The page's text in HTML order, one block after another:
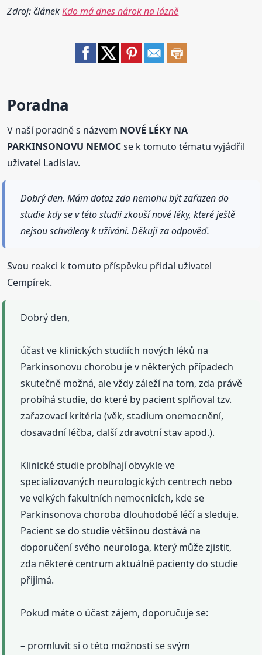
Zdroj: článekKdo má dnes nárok na lázně
Poradna
V naší poradně s názvem NOVÉ LÉKY NA
PARKINSONOVU NEMOCse k tomuto tématu vyjádřil
uživatel Ladislav.
Dobrý den. Mám dotaz zda nemohu být zařazen do
studie kdy se v této studii zkouší nové léky, které ještě
nejsou schváleny k užívání. Děkuji za odpověď.
Svou reakci k tomuto příspěvku přidal uživatel
Cempírek.
Dobrý den,
účast ve klinických studiích nových léků na
Parkinsonovu chorobu je v některých případech
skutečně možná, ale vždy záleží na tom, zda právě
probíhá studie, do které by pacient splňoval tzv.
zařazovací kritéria (věk, stadium onemocnění,
dosavadní léčba, další zdravotní stav apod.).
Klinické studie probíhají obvykle ve
specializovaných neurologických centrech nebo
ve velkých fakultních nemocnicích, kde se
Parkinsonova choroba dlouhodobě léčí a sleduje.
Pacient se do studie většinou dostává na
doporučení svého neurologa, který může zjistit,
zda některé centrum aktuálně pacienty do studie
přijímá.
Pokud máte o účast zájem, doporučuje se:
– promluvit si o této možnosti se svým